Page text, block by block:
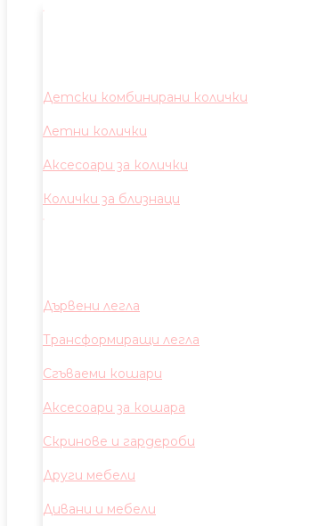
Детски комбинирани колички
Летни колички
Аксесоари за колички
Колички за близнаци
Дървени легла
Трансформиращи легла
Сгъваеми кошари
Аксесоари за кошара
Скринове и гардероби
Други мебели
Дивани и мебели